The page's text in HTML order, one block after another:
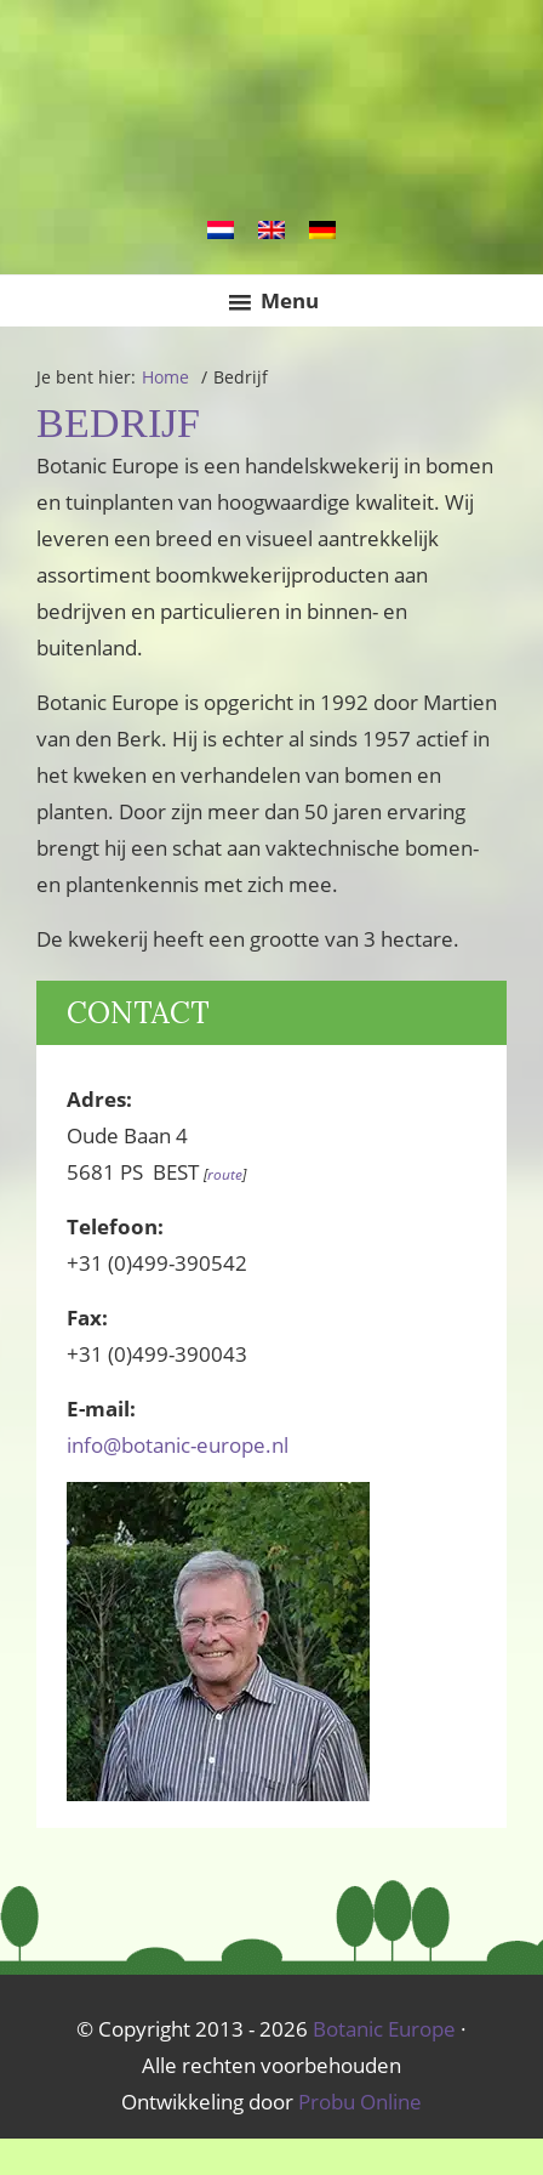
Menu
Je bent hier: Home / Bedrijf
BEDRIJF
Botanic Europe is een handelskwekerij in bomen
en tuinplanten van hoogwaardige kwaliteit. Wij
leveren een breed en visueel aantrekkelijk
assortiment boomkwekerijproducten aan
bedrijven en particulieren in binnen- en
buitenland.
Botanic Europe is opgericht in 1992 door Martien
van den Berk. Hij is echter al sinds 1957 actief in
het kweken en verhandelen van bomen en
planten. Door zijn meer dan 50 jaren ervaring
brengt hij een schat aan vaktechnische bomen-
en plantenkennis met zich mee.
De kwekerij heeft een grootte van 3 hectare.
PRIMAIRE
SIDEBAR
CONTACT
Adres:
Oude Baan 4
5681 PS BEST[route]
Telefoon:
+31 (0)499-390542
Fax:
+31 (0)499-390043
E-mail:
info@botanic-europe.nl
© Copyright 2013 - 2026 Botanic Europe ·
Alle rechten voorbehouden
Ontwikkeling door Probu Online